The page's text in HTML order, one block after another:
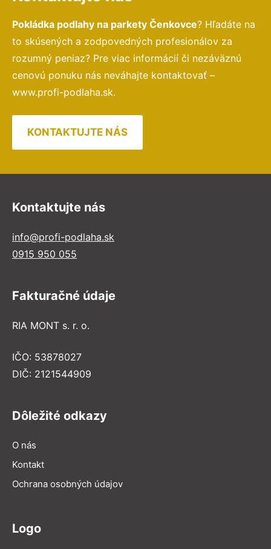
Pokládka podlahy na parkety Čenkovce? Hľadáte na
to skúsených a zodpovedných profesionálov za
rozumný peniaz? Pre viac informácií či nezáväznú
cenovú ponuku nás neváhajte kontaktovať –
www.profi-podlaha.sk.
KONTAKTUJTE NÁS
Kontaktujte nás
info@profi-podlaha.sk
0915 950 055
Fakturačné údaje
RIA MONT s. r. o.
IČO: 53878027
DIČ: 2121544909
Dôležité odkazy
O nás
Kontakt
Ochrana osobných údajov
Logo